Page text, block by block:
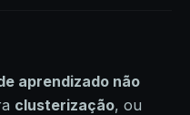
aprendizado não
clusterização, ou